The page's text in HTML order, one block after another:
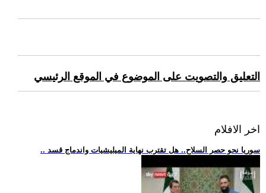
التعليق والتصويت على الموضوع في الموقع الرئيسي
اخر الافلام
.. سوريا نحو حصر السلاح.. هل تقترب نهاية الميليشيات واندماج قسد